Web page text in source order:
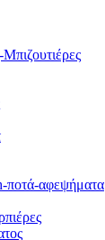
ποτά-αφεψήματα